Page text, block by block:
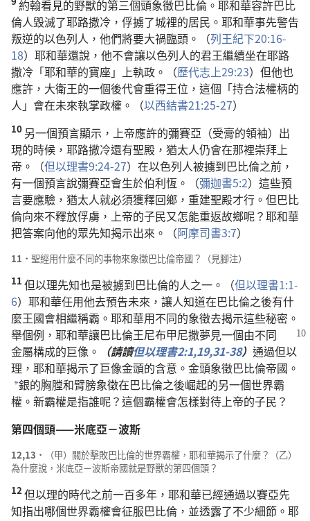
約翰看見的野獸的第三個頭象徵巴比倫。耶和華容許巴比
倫人毀滅了耶路撒冷，俘擄了城裡的居民。耶和華事先警告
叛逆的以色列人，他們將要大禍臨頭。（列王紀下20:16-
18）耶和華還說，他不會讓以色列人的君王繼續坐在耶路
撒冷「耶和華的寶座」上執政。（歷代志上29:23）但他也
應許，大衛王的一個後代會重得王位，這個「持合法權柄的
人」會在未來執掌政權。（以西結書21:25-27）
10 另一個預言顯示，上帝應許的彌賽亞（受膏的領袖）出
現的時候，耶路撒冷還有聖殿，猶太人仍會在那裡崇拜上
帝。（但以理書9:24-27）在以色列人被擄到巴比倫之前，
有一個預言說彌賽亞會生於伯利恆。（彌迦書5:2）這些預
言要應驗，猶太人就必須獲釋回鄉，重建聖殿才行。但巴比
倫向來不釋放俘虜，上帝的子民又怎能重返故鄉呢？耶和華
把答案向他的眾先知揭示出來。（阿摩司書3:7）
11． 聖經用什麼不同的事物來象徵巴比倫帝國？（見腳注）
11 但以理先知也是被擄到巴比倫的人之一。（但以理書1:1-
6）耶和華任用他去預告未來，讓人知道在巴比倫之後有什
麼王國會相繼稱霸。耶和華用不同的象徵去揭示這些秘密。
舉個例，耶和華讓巴比倫王尼布甲尼撒夢見一個由不同
金屬構成的巨像。
（請讀但以理書2:1,19,31-38） 通過但以
理，耶和華揭示了巨像金頭的含意。金頭象徵巴比倫帝國。
*銀的胸膛和臂膀象徵在巴比倫之後崛起的另一個世界霸
權。新霸權是指誰呢？這個霸權會怎樣對待上帝的子民？
第四個頭——米底亞－波斯
12,13．
（甲）關於擊敗巴比倫的世界霸權，耶和華揭示了什麼？（乙）
為什麼說，米底亞－波斯帝國就是野獸的第四個頭？
12但以理的時代之前一百多年，耶和華已經通過以賽亞先
知指出哪個世界霸權會征服巴比倫，並透露了不少細節。耶